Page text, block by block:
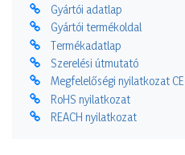
Gyártói adatlap
Gyártói termékoldal
Termékadatlap
Szerelési útmutató
Megfelelőségi nyilatkozat CE
RoHS nyilatkozat
REACH nyilatkozat